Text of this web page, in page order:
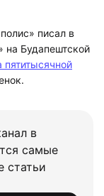
писал в
на Будапештской
пятитысячной
в
самые
статьи